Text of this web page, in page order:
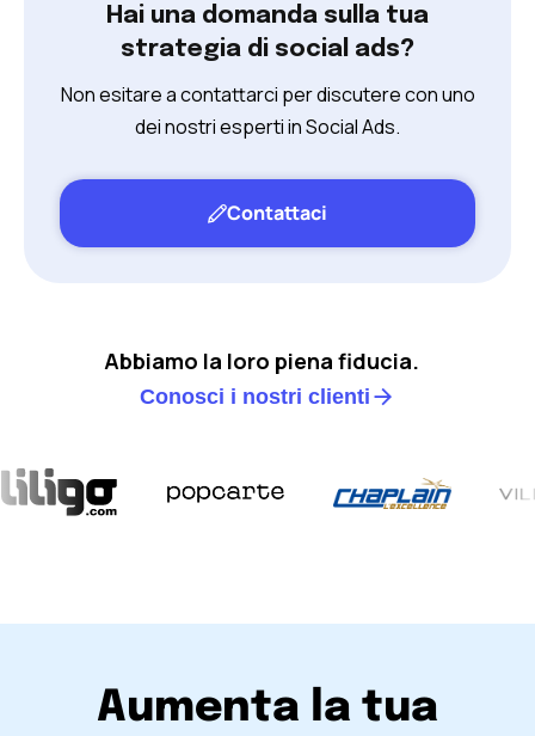
Hai una domanda sulla tua
strategia di social ads?
Non esitare a contattarci per discutere con uno
dei nostri esperti in Social Ads.
Contattaci
Abbiamo la loro piena fiducia.
Conosci i nostri clienti
Aumenta la tua